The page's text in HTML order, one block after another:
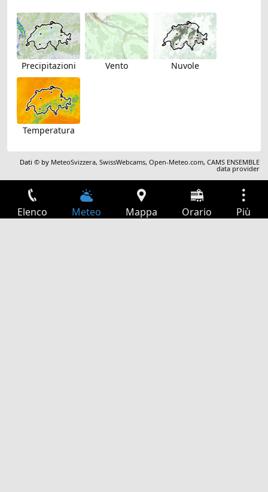
Precipitazioni Vento Nuvole
Temperatura
Dati © by MeteoSvizzera,SwissWebcams,Open-Meteo.com,CAMS ENSEMBLE
data provider
Elenco Meteo Mappa Orario Più